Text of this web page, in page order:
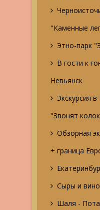
"Каменные
Этно-парк
В гости к
Невьянск
Экскурсия
"Звонят
Обзорная
+ граница
Сыры и вино
Шаля -